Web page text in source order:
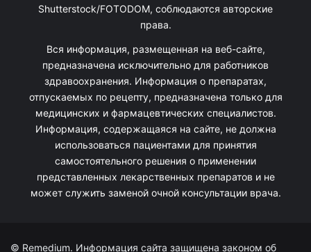
Shutterstock/FOTODOM, соблюдаются авторские
права.
Вся информация, размещенная на веб-сайте,
предназначена исключительно для работников
здравоохранения. Информация о препаратах,
отпускаемых по рецепту, предназначена только для
медицинских и фармацевтических специалистов.
Информация, содержащаяся на сайте, не должна
использоваться пациентами для принятия
самостоятельного решения о применении
представленных лекарственных препаратов и не
может служить заменой очной консультации врача.
© Remedium. Информация сайта защищена законом об